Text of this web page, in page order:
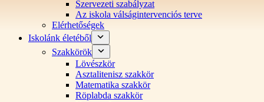
Szervezeti szabályzat
Az iskola válságintervenciós terve
Elérhetőségek
Iskolánk életéből
Szakkörök
Lövészkör
Asztalitenisz szakkör
Matematika szakkör
Röplabda szakkör